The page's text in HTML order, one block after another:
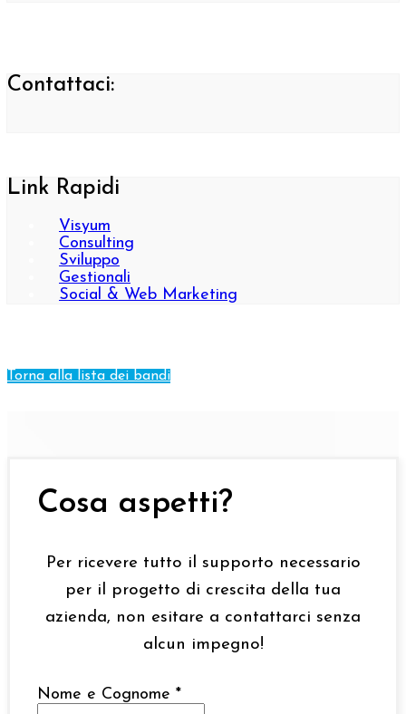
Contattaci:
Link Rapidi
Visyum
Consulting
Sviluppo
Gestionali
Social & Web Marketing
Torna alla lista dei bandi
Cosa aspetti?
Per ricevere tutto il supporto necessario
per il progetto di crescita della tua
azienda, non esitare a contattarci senza
alcun impegno!
Nome e Cognome *